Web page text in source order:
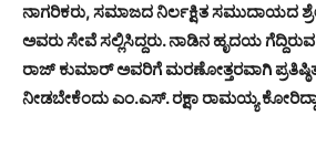
ನಾಗರಿಕರು, ಸಮಾಜದ ನಿರ್ಲಕ್ಷಿತ ಸಮುದಾಯದ
ಅವರು ಸೇವೆ ಸಲ್ಲಿಸಿದ್ದರು. ನಾಡಿನ ಹೃದಯ
ರಾಜ್ ಕುಮಾರ್ ಅವರಿಗೆ ಮರಣೋತ್ತರವಾಗಿ ಪ್ರತಿಷ್ಠಿತ
ನೀಡಬೇಕೆಂದು ಎಂ.ಎಸ್. ರಕ್ಷಾ ರಾಮಯ್ಯ